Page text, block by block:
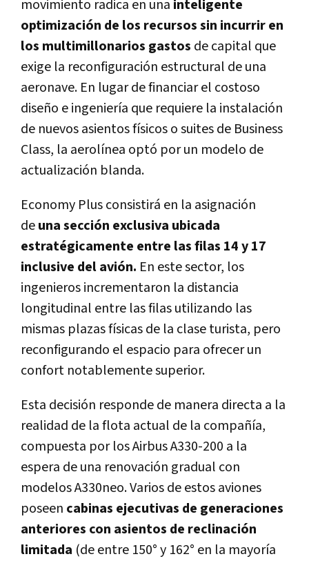
movimiento radica en una inteligente
optimización de los recursos sin incurrir en
los multimillonarios gastos de capital que
exige la reconfiguración estructural de una
aeronave. En lugar de financiar el costoso
diseño e ingeniería que requiere la instalación
de nuevos asientos físicos o suites de Business
Class, la aerolínea optó por un modelo de
actualización blanda.
Economy Plus consistirá en la asignación
deuna sección exclusiva ubicada
estratégicamente entre las filas 14 y 17
inclusive del avión. En este sector, los
ingenierosincrementaron la distancia
longitudinal entre las filas utilizando las
mismas plazas físicas de la clase turista, pero
reconfigurando el espacio para ofrecer un
confort notablemente superior.
Esta decisión responde de manera directa a la
realidad de la flota actual de la compañía,
compuesta por los Airbus A330-200 a la
espera de una renovación gradual con
modelos A330neo. Varios de estos aviones
poseen cabinas ejecutivas de generaciones
anteriores con asientos de reclinación
limitada (de entre 150° y 162° en la mayoría